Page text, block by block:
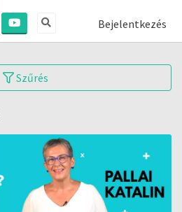
Bejelentkezés
Szűrés